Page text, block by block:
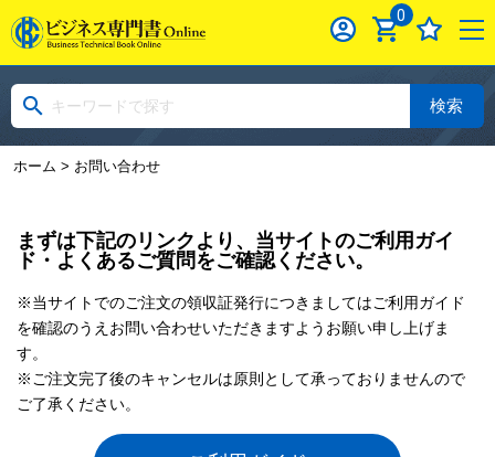
0
検索
ホーム > お問い合わせ
まずは下記のリンクより、当サイトのご利用ガイ
ド・よくあるご質問をご確認ください。
※当サイトでのご注文の領収証発行につきましてはご利用ガイド
を確認のうえお問い合わせいただきますようお願い申し上げま
す。
※ご注文完了後のキャンセルは原則として承っておりませんので
ご了承ください。